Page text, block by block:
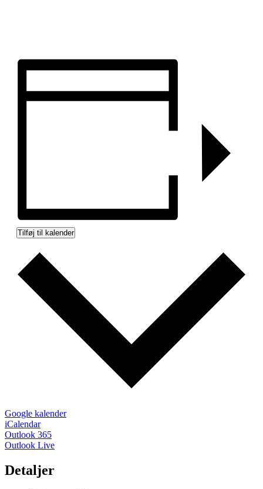
Tilføj til kalender
Google kalender
iCalendar
Outlook 365
Outlook Live
Detaljer